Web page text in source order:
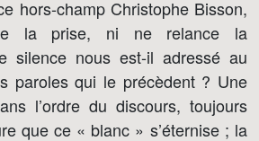
hors-champ Christophe Bisson,
la prise, ni ne relance la
silence nous est-il adressé au
paroles qui le précèdent ? Une
l’ordre du discours, toujours
que ce « blanc » s’éternise ; la